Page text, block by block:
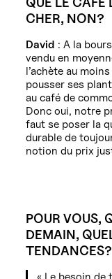
CHER, NON?
David : A la
vendu en
l’achète au
pousser ses
au café de
Donc oui, notre
faut se poser la
durable de
notion du prix
POUR VOUS,
DEMAIN,
TENDANCES?